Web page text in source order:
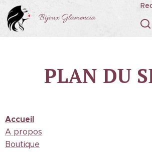
Bijoux Glamencia
PLAN DU
Accueil
A propos
Boutique